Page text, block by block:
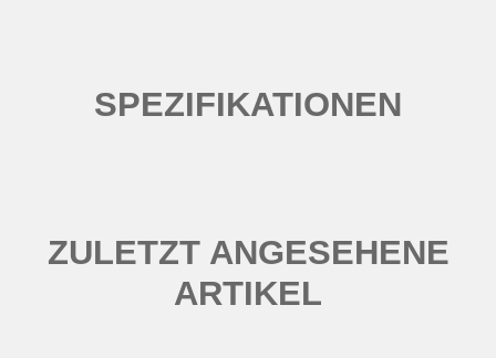
SPEZIFIKATIONEN
ZULETZT ANGESEHENE
ARTIKEL